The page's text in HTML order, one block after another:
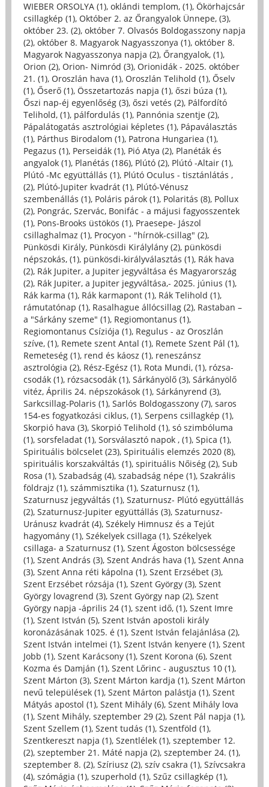
WIEBER ORSOLYA (1), oklándi templom, (1), Ökörhajcsár
csillagkép (1), Október 2. az Őrangyalok Ünnepe, (3),
október 23. (2), október 7. Olvasós Boldogasszony napja
(2), október 8. Magyarok Nagyasszonya (1), október 8.
Magyarok Nagyasszonya napja (2), Őrangyalok, (1),
Orion (2), Orion- Nimród (3), Orionidák - 2025. október
21. (1), Oroszlán hava (1), Oroszlán Telihold (1), Őselv
(1), Őserő (1), Összetartozás napja (1), őszi búza (1),
Őszi nap-éj egyenlőség (3), őszi vetés (2), Pálfordító
Telihold, (1), pálfordulás (1), Pannónia szentje (2),
Pápalátogatás asztrológiai képletes (1), Pápaválasztás
(1), Párthus Birodalom (1), Patrona Hungariea (1),
Pegazus (1), Perseidák (1), Pió Atya (2), Planéták és
angyalok (1), Planétás (186), Plútó (2), Plútó -Altair (1),
Plútó -Mc együttállás (1), Plútó Oculus - tisztánlátás ,
(2), Plútó-Jupiter kvadrát (1), Plútó-Vénusz
szembenállás (1), Poláris párok (1), Polaritás (8), Pollux
(2), Pongrác, Szervác, Bonifác - a májusi fagyosszentek
(1), Pons-Brooks üstökös (1), Praesepe- Jászol
csillaghalmaz (1), Procyon - "hírnök-csillag" (2),
Pünkösdi Király, Pünkösdi Királylány (2), pünkösdi
népszokás, (1), pünkösdi-királyválasztás (1), Rák hava
(2), Rák Jupiter, a Jupiter jegyváltása és Magyarország
(2), Rák Jupiter, a Jupiter jegyváltása,- 2025. június (1),
Rák karma (1), Rák karmapont (1), Rák Telihold (1),
rámutatónap (1), Rasalhague állócsillag (2), Rastaban –
a "Sárkány szeme" (1), Regiomontanus (1),
Regiomontanus Csíziója (1), Regulus - az Oroszlán
szíve, (1), Remete szent Antal (1), Remete Szent Pál (1),
Remeteség (1), rend és káosz (1), reneszánsz
asztrológia (2), Rész-Egész (1), Rota Mundi, (1), rózsa-
csodák (1), rózsacsodák (1), Sárkányölő (3), Sárkányölő
vitéz, Április 24. népszokások (1), Sárkányrend (3),
Sarkcsillag-Polaris (1), Sarlós Boldogasszony (7), saros
154-es fogyatkozási ciklus, (1), Serpens csillagkép (1),
Skorpió hava (3), Skorpió Telihold (1), só szimbóluma
(1), sorsfeladat (1), Sorsválasztó napok , (1), Spica (1),
Spirituális bölcselet (23), Spirituális elemzés 2020 (8),
spirituális korszakváltás (1), spirituális Nőiség (2), Sub
Rosa (1), Szabadság (4), szabadság népe (1), Szakrális
földrajz (1), számmisztika (1), Szaturnusz (1),
Szaturnusz jegyváltás (1), Szaturnusz- Plútó együttállás
(2), Szaturnusz-Jupiter együttállás (3), Szaturnusz-
Uránusz kvadrát (4), Székely Himnusz és a Tejút
hagyomány (1), Székelyek csillaga (1), Székelyek
csillaga- a Szaturnusz (1), Szent Ágoston bölcsessége
(1), Szent András (3), Szent András hava (1), Szent Anna
(3), Szent Anna réti kápolna (1), Szent Erzsébet (3),
Szent Erzsébet rózsája (1), Szent György (3), Szent
György lovagrend (3), Szent György nap (2), Szent
György napja -április 24 (1), szent idő, (1), Szent Imre
(1), Szent István (5), Szent István apostoli király
koronázásának 1025. é (1), Szent István felajánlása (2),
Szent István intelmei (1), Szent István kenyere (1), Szent
Jobb (1), Szent Karácsony (1), Szent Korona (6), Szent
Kozma és Damján (1), Szent Lőrinc - augusztus 10 (1),
Szent Márton (3), Szent Márton kardja (1), Szent Márton
nevű települések (1), Szent Márton palástja (1), Szent
Mátyás apostol (1), Szent Mihály (6), Szent Mihály lova
(1), Szent Mihály, szeptember 29 (2), Szent Pál napja (1),
Szent Szellem (1), Szent tudás (1), Szentföld (1),
Szentkereszt napja (1), Szentlélek (1), szeptember 12.
(2), szeptember 21. Máté napja (2), szeptember 24. (1),
szeptember 8. (2), Szíriusz (2), szív csakra (1), Szívcsakra
(4), szómágia (1), szuperhold (1), Szűz csillagkép (1),